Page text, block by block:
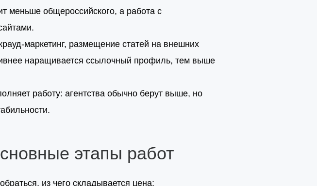
меньше общероссийского, а работа с
маркетинг, размещение статей на внешних
наращивается ссылочный профиль, тем выше
работу: агентства обычно берут выше, но
этапы работ
из чего складывается цена: